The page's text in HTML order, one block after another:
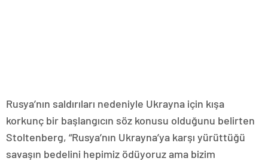
Rusya’nın saldırıları nedeniyle Ukrayna için kışa
korkunç bir başlangıcın söz konusu olduğunu belirten
Stoltenberg, “Rusya’nın Ukrayna’ya karşı yürüttüğü
savaşın bedelini hepimiz ödüyoruz ama bizim